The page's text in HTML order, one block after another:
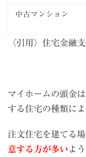
中古マンション
〈引用〉 住宅金融
マイホームの頭金
する住宅の種類に
注文住宅を建てる場
意する方が多い よ